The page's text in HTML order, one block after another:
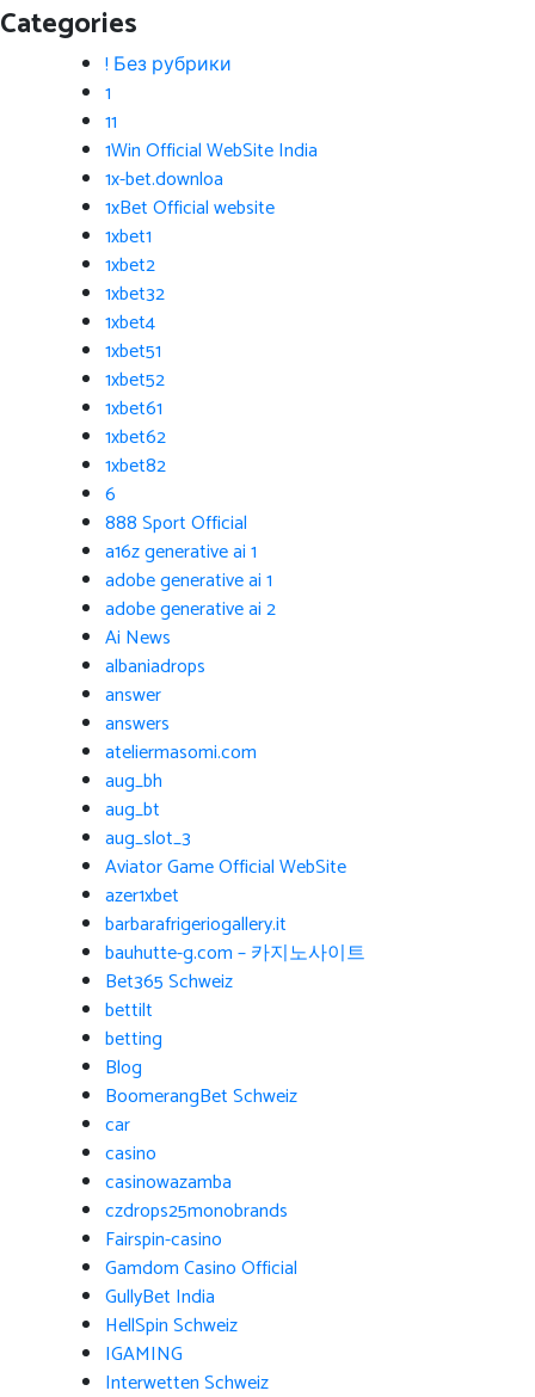
Categories
! Без рубрики
1
11
1Win Official WebSite India
1x-bet.downloa
1xBet Official website
1xbet1
1xbet2
1xbet32
1xbet4
1xbet51
1xbet52
1xbet61
1xbet62
1xbet82
6
888 Sport Official
a16z generative ai 1
adobe generative ai 1
adobe generative ai 2
Ai News
albaniadrops
answer
answers
ateliermasomi.com
aug_bh
aug_bt
aug_slot_3
Aviator Game Official WebSite
azer1xbet
barbarafrigeriogallery.it
bauhutte-g.com – 카지노사이트
Bet365 Schweiz
bettilt
betting
Blog
BoomerangBet Schweiz
car
casino
casinowazamba
czdrops25monobrands
Fairspin-casino
Gamdom Casino Official
GullyBet India
HellSpin Schweiz
IGAMING
Interwetten Schweiz